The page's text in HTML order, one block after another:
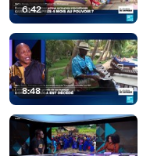
6:42
8:48